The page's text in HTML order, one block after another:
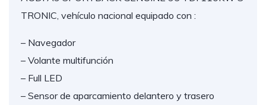
TRONIC, vehículo nacional equipado con :
– Navegador
– Volante multifunción
– Full LED
– Sensor de aparcamiento delantero y trasero